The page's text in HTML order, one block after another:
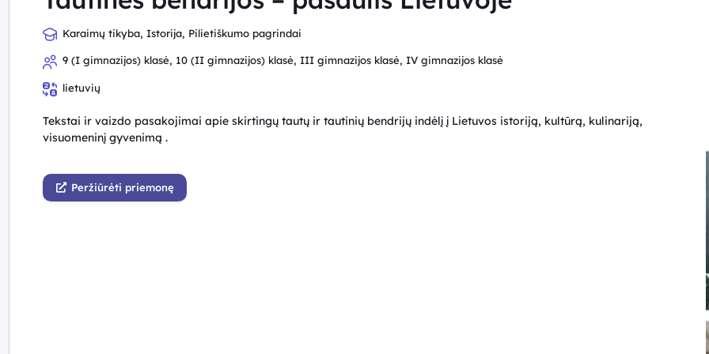
Karaimų tikyba, Istorija, Pilietiškumo pagrindai
9 (I gimnazijos) klasė, 10 (II gimnazijos) klasė, III gimnazijos klasė, IV gimnazijos klasė
lietuvių
Tekstai ir vaizdo pasakojimai apie skirtingų tautų ir tautinių bendrijų indėlį į Lietuvos istoriją, kultūrą, kulinariją,
visuomeninį gyvenimą .
Peržiūrėti priemonę